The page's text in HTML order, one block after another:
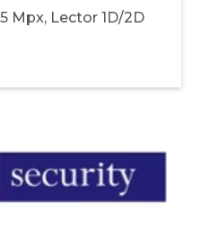
5 Mpx, Lector 1D/2D